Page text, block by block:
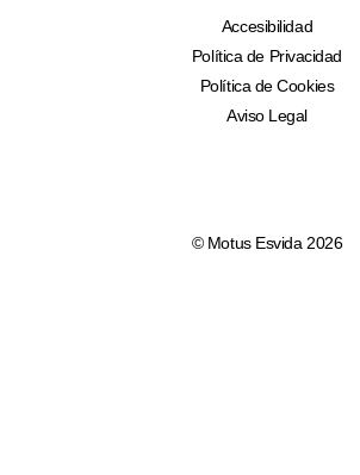
Accesibilidad
Política de Privacidad
Política de Cookies
Aviso Legal
© Motus Esvida 2026